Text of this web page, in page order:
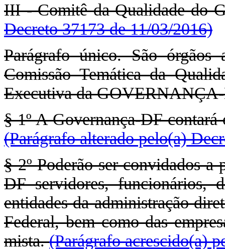
III - Comitê da Qualidade do
Decreto 37173 de 11/03/2016)
Parágrafo único. São
Comissão Temática da
Executiva da
§ 1º A Governança-DF
(Parágrafo alterado pelo(a)
§ 2º Poderão ser convidados a
DF servidores, funcionários,
entidades da administração
Federal, bem como das
mista.(Parágrafo acrescido(a)